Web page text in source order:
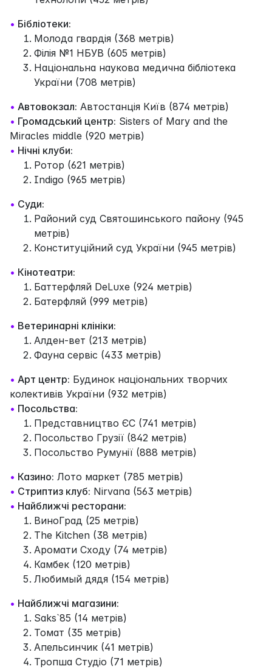
• Бібліотеки:
Молода гвардія (368 метрів)
Філія №1 НБУВ (605 метрів)
Національна наукова медична бібліотека
України (708 метрів)
• Автовокзал: Автостанція Київ (874 метрів)
• Громадський центр: Sisters of Mary and the
Miracles middle (920 метрів)
• Нічні клуби:
Ротор (621 метрів)
Indigo (965 метрів)
• Суди:
Районий суд Святошинського пайону (945
метрів)
Конституційний суд України (945 метрів)
• Кінотеатри:
Баттерфляй DeLuxe (924 метрів)
Батерфляй (999 метрів)
• Ветеринарні клініки:
Алден-вет (213 метрів)
Фауна сервіс (433 метрів)
• Арт центр: Будинок національних творчих
колективів України (932 метрів)
• Посольства:
Представництво ЄC (741 метрів)
Посольство Грузії (842 метрів)
Посольство Румунії (888 метрів)
• Казино: Лото маркет (785 метрів)
• Стриптиз клуб: Nirvana (563 метрів)
• Найближчі ресторани:
ВиноГрад (25 метрів)
The Kitchen (38 метрів)
Аромати Сходу (74 метрів)
Камбек (120 метрів)
Любимый дядя (154 метрів)
• Найближчі магазини:
Saks`85 (14 метрів)
Томат (35 метрів)
Апельсинчик (41 метрів)
Тропша Студіо (71 метрів)